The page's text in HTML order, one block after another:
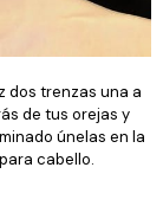
dos trenzas una a
de tus orejas y
únelas en la
cabello.